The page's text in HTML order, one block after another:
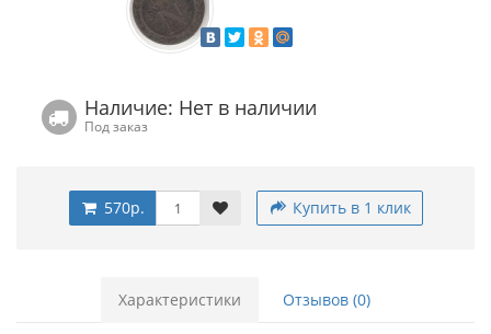
Наличие: Нет в наличии
Под заказ
570р. Купить в 1 клик
Характеристики Отзывов (0)